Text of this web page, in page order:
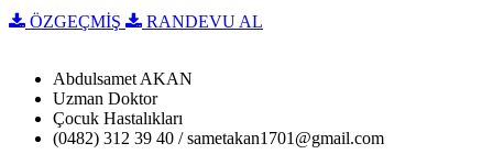
ÖZGEÇMİŞ
RANDEVU AL
Abdulsamet AKAN
Uzman Doktor
Çocuk Hastalıkları
(0482) 312 39 40 / sametakan1701@gmail.com